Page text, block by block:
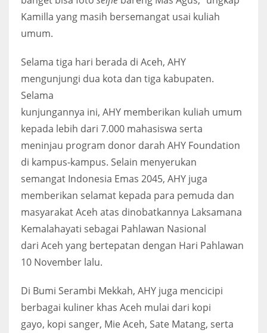
Kamilla yang masih bersemangat usai kuliah
umum.
Selama tiga hari berada di Aceh, AHY
mengunjungi dua kota dan tiga kabupaten.
Selama
kunjungannya ini, AHY memberikan kuliah umum
kepada lebih dari 7.000 mahasiswa serta
meninjau program donor darah AHY Foundation
di kampus-kampus. Selain menyerukan
semangat Indonesia Emas 2045, AHY juga
memberikan selamat kepada para pemuda dan
masyarakat Aceh atas dinobatkannya Laksamana
Kemalahayati sebagai Pahlawan Nasional
dari Aceh yang bertepatan dengan Hari Pahlawan
10 November lalu.
Di Bumi Serambi Mekkah, AHY juga mencicipi
berbagai kuliner khas Aceh mulai dari kopi
gayo, kopi sanger, Mie Aceh, Sate Matang, serta